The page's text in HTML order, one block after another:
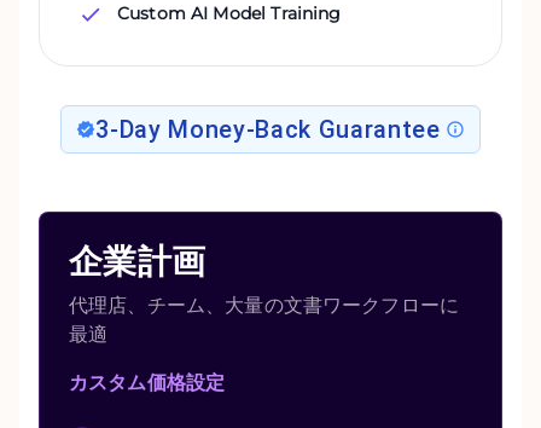
Custom AI Model Training
3-Day Money-Back Guarantee
企業計画
代理店、チーム、大量の文書ワークフローに
最適
カスタム価格設定